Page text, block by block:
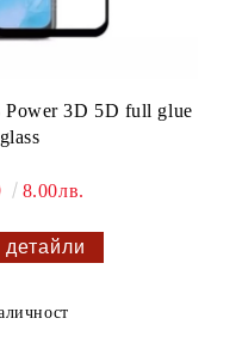
3D 5D full glue
glass
8.00лв.